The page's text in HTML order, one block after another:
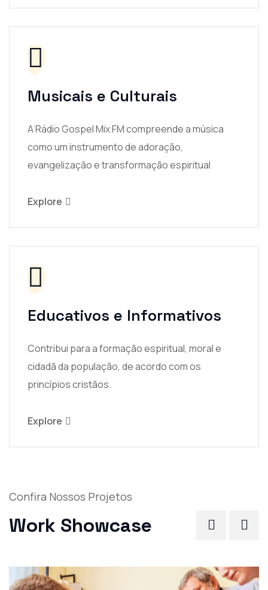
Musicais e Culturais
A Rádio Gospel Mix FM compreende a música
como um instrumento de adoração,
evangelização e transformação espiritual
Explore
Educativos e Informativos
Contribui para a formação espiritual, moral e
cidadã da população, de acordo com os
princípios cristãos.
Explore
Confira Nossos Projetos
Work Showcase